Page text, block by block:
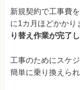
新規契約で工事費
に1カ月ほどかかり
り替え作業が完了し
工事のためにスケ
簡単に乗り換えら